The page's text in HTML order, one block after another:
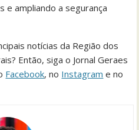
e ampliando a segurança
notícias da Região dos
Então, siga o Jornal Geraes
Facebook, no Instagram e no